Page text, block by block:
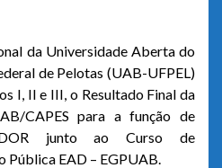
da Universidade Aberta do
de Pelotas (UAB-UFPEL)
I, II e III, o Resultado Final da
CAPES para a função de
junto ao Curso de
Pública EAD – EGPUAB.